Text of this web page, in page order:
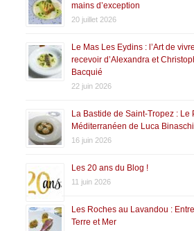
mains d’exception
20 juillet 2026
Le Mas Les Eydins : l’Art de
recevoir d’Alexandra et
Bacquié
22 juin 2026
La Bastide de Saint-Tropez : Le
Méditerranéen de Luca Binaschi
16 juin 2026
Les 20 ans du Blog !
11 juin 2026
Les Roches au Lavandou :
Terre et Mer